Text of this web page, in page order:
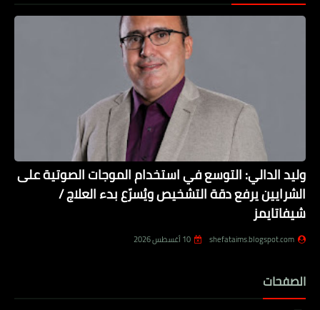
وليد الدالي: التوسع في استخدام الموجات الصوتية على
الشرايين يرفع دقة التشخيص ويُسرّع بدء العلاج /
شيفاتايمز
shefataims.blogspot.com 10 أغسطس 2026
الصفحات